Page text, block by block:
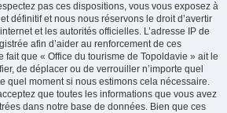
pas ces dispositions, vous vous exposez à
définitif et nous nous réservons le droit d’avertir
et les autorités officielles. L’adresse IP de
afin d’aider au renforcement de ces
fait que « Office du tourisme de Topoldavie » ait le
de déplacer ou de verrouiller n’importe quel
quel moment si nous estimons cela nécessaire.
que toutes les informations que vous avez
dans notre base de données. Bien que ces